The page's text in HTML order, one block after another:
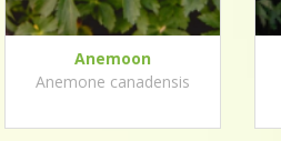
Anemoon
Anemone canadensis